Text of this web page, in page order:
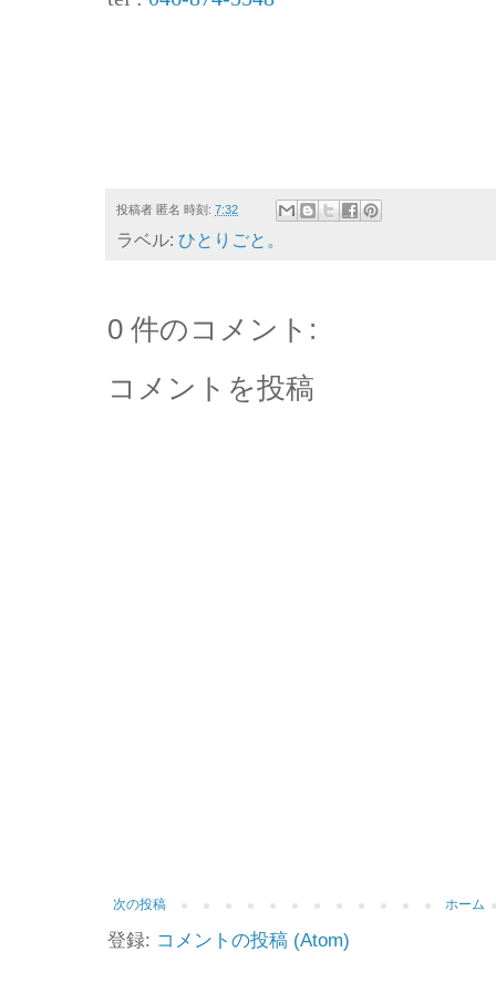
投稿者 匿名 時刻: 7:32
ラベル: ひとりごと。
0 件のコメント:
コメントを投稿
次の投稿 ホーム
登録: コメントの投稿 (Atom)